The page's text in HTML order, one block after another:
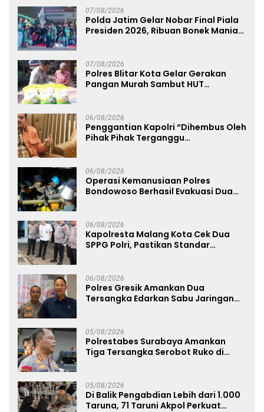
07/08/2026
Polda Jatim Gelar Nobar Final Piala
Presiden 2026, Ribuan Bonek Mania
07/08/2026
Polres Blitar Kota Gelar Gerakan
Pangan Murah Sambut HUT
06/08/2026
Penggantian Kapolri “Dihembus Oleh
Pihak Pihak Terganggu
06/08/2026
Operasi Kemanusiaan Polres
Bondowoso Berhasil Evakuasi Dua
06/08/2026
Kapolresta Malang Kota Cek Dua
SPPG Polri, Pastikan Standar
06/08/2026
Polres Gresik Amankan Dua
Tersangka Edarkan Sabu Jaringan
05/08/2026
Polrestabes Surabaya Amankan
Tiga Tersangka Serobot Ruko di
05/08/2026
Di Balik Pengabdian Lebih dari 1.000
Taruna, 71 Taruni Akpol Perkuat